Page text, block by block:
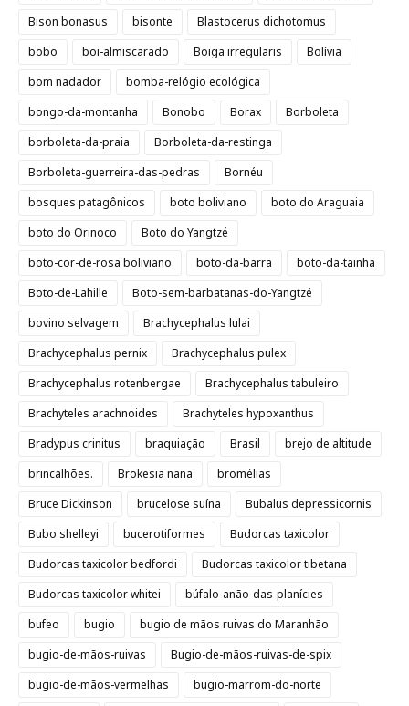
Bison bonasus
bisonte
Blastocerus dichotomus
bobo
boi-almiscarado Boiga irregularis
Bolívia
bom nadador
bomba-relógio ecológica
bongo-da-montanha
Bonobo Borax
Borboleta
borboleta-da-praia
Borboleta-da-restinga
Borboleta-guerreira-das-pedras
Bornéu
bosques patagônicos
boto boliviano
boto do Araguaia
boto do Orinoco
Boto do Yangtzé
boto-cor-de-rosa boliviano
boto-da-barra
boto-da-tainha
Boto-de-Lahille
Boto-sem-barbatanas-do-Yangtzé
bovino selvagem
Brachycephalus lulai
Brachycephalus pernix
Brachycephalus pulex
Brachycephalus rotenbergae
Brachycephalus tabuleiro
Brachyteles arachnoides
Brachyteles hypoxanthus
Bradypus crinitus
braquiação Brasil
brejo de altitude
brincalhões.
Brokesia nana
bromélias
Bruce Dickinson
brucelose suína
Bubalus depressicornis
Bubo shelleyi
bucerotiformes
Budorcas taxicolor
Budorcas taxicolor bedfordi
Budorcas taxicolor tibetana
Budorcas taxicolor whitei
búfalo-anão-das-planícies
bufeo
bugio
bugio de mãos ruivas do Maranhão
bugio-de-mãos-ruivas
Bugio-de-mãos-ruivas-de-spix
bugio-de-mãos-vermelhas
bugio-marrom-do-norte